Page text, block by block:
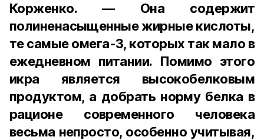
Корженко. — Она содержит
полиненасыщенные жирные кислоты,
те самые омега-3, которых так мало в
ежедневном питании. Помимо этого
икра является высокобелковым
продуктом, а добрать норму белка в
рационе современного человека
весьма непросто, особенно учитывая,